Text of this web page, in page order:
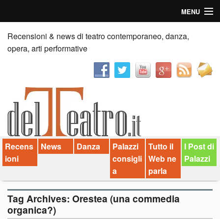
MENU
Home
Recensioni
News
Palazzi consiglia
Video
Chi siamo
Contatti
dT in English
Recensioni & news di teatro contemporaneo, danza,
opera, arti performative
Recens
ioni
News Danza
Palazzi
consigli
a
Tutto il
Web ne
parla
I Post di
Palazzi
Tag Archives: Orestea (una commedia
organica?)